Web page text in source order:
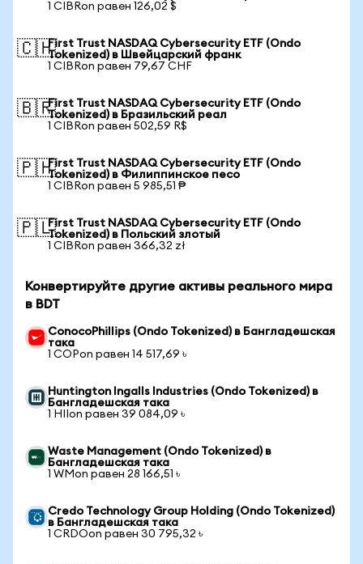
1 CIBRon равен 126,02 $
🇨🇭First Trust NASDAQ Cybersecurity ETF (Ondo
Tokenized) в Швейцарский франк
1 CIBRon равен 79,67 CHF
🇧🇷First Trust NASDAQ Cybersecurity ETF (Ondo
Tokenized) в Бразильский реал
1 CIBRon равен 502,59 R$
🇵🇭First Trust NASDAQ Cybersecurity ETF (Ondo
Tokenized) в Филиппинское песо
1 CIBRon равен 5 985,51 ₱
🇵🇱First Trust NASDAQ Cybersecurity ETF (Ondo
Tokenized) в Польский злотый
1 CIBRon равен 366,32 zł
Конвертируйте другие активы реального мира
в BDT
ConocoPhillips (Ondo Tokenized) в Бангладешская
така
1 COPon равен 14 517,69 ৳
Huntington Ingalls Industries (Ondo Tokenized) в
Бангладешская така
1 HIIon равен 39 084,09 ৳
Waste Management (Ondo Tokenized) в
Бангладешская така
1 WMon равен 28 166,51 ৳
Credo Technology Group Holding (Ondo Tokenized)
в Бангладешская така
1 CRDOon равен 30 795,32 ৳